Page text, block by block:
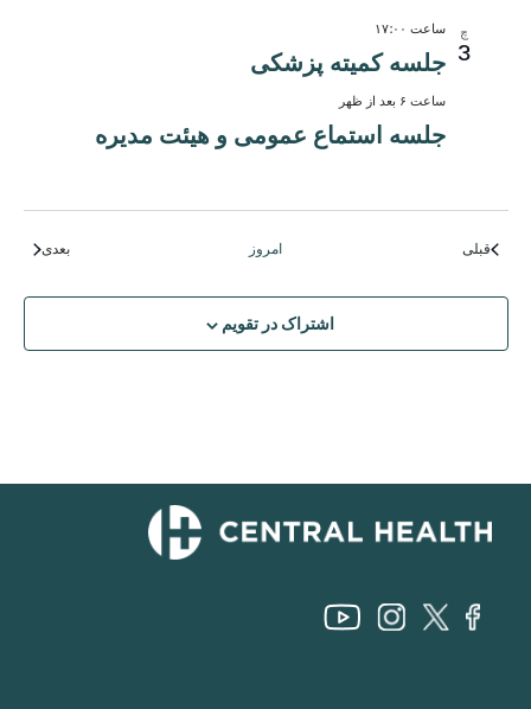
چ
3
ساعت ۱۷:۰۰
جلسه کمیته پزشکی
ساعت ۶ بعد از ظهر
جلسه استماع عمومی و هیئت مدیره
قبلیرویدادها امروز بعدی
اشتراک در تقویم